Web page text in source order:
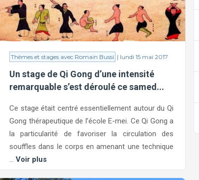
Thèmes et stages avec Romain Bussi | lundi 15 mai 2017
Un stage de Qi Gong d’une intensité
remarquable s’est déroulé ce samed...
Ce stage était centré essentiellement autour du Qi
Gong thérapeutique de l’école E-mei. Ce Qi Gong a
la particularité de favoriser la circulation des
souffles dans le corps en amenant une technique
Voir plus